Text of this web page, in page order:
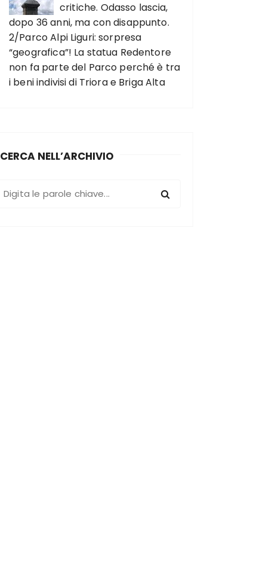
critiche. Odasso lascia,
dopo 36 anni, ma con disappunto.
2/Parco Alpi Liguri: sorpresa
“geografica”! La statua Redentore
non fa parte del Parco perché è tra
i beni indivisi di Triora e Briga Alta
CERCA NELL’ARCHIVIO